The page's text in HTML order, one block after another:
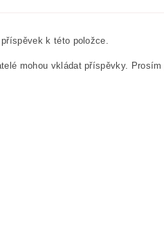
k této položce.
mohou vkládat příspěvky. Prosím